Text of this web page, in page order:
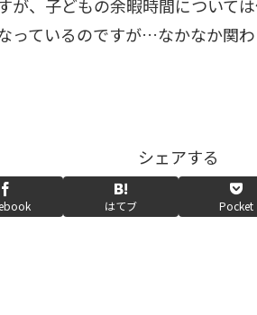
が、子どもの余暇時間について
っているのですが…なかなか関わ
シェアする
はてブ Pocket